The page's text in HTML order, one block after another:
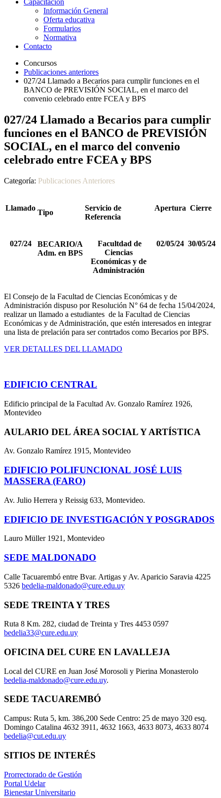
Información General
Oferta educativa
Formularios
Normativa
Contacto
Concursos
Publicaciones anteriores
027/24 Llamado a Becarios para cumplir funciones en el
BANCO de PREVISIÓN SOCIAL, en el marco del
convenio celebrado entre FCEA y BPS
027/24 Llamado a Becarios para cumplir
funciones en el BANCO de PREVISIÓN
SOCIAL, en el marco del convenio
celebrado entre FCEA y BPS
Categoría: Publicaciones Anteriores
Llamado
Tipo
Servicio de
Referencia
Apertura Cierre
027/24
BECARIO/A
Adm. en BPS
Facultdad de
Ciencias
Económicas y de
Administración
02/05/24 30/05/24
El Consejo de la Facultad de Ciencias Económicas y de
Administración dispuso por Resolución N° 64 de fecha 15/04/2024,
realizar un llamado a estudiantes de la Facultad de Ciencias
Económicas y de Administración, que estén interesados en integrar
una lista de prelación para ser contrtados como Becarios por BPS.
VER DETALLES DEL LLAMADO
EDIFICIO CENTRAL
Edificio principal de la Facultad Av. Gonzalo Ramírez 1926,
Montevideo
AULARIO DEL ÁREA SOCIAL Y ARTÍSTICA
Av. Gonzalo Ramírez 1915, Montevideo
EDIFICIO POLIFUNCIONAL JOSÉ LUIS
MASSERA (FARO)
Av. Julio Herrera y Reissig 633, Montevideo.
EDIFICIO DE INVESTIGACIÓN Y POSGRADOS
Lauro Müller 1921, Montevideo
SEDE MALDONADO
Calle Tacuarembó entre Bvar. Artigas y Av. Aparicio Saravia 4225
5326 bedelia-maldonado@cure.edu.uy
SEDE TREINTA Y TRES
Ruta 8 Km. 282, ciudad de Treinta y Tres 4453 0597
bedelia33@cure.edu.uy
OFICINA DEL CURE EN LAVALLEJA
Local del CURE en Juan José Morosoli y Pierina Monasterolo
bedelia-maldonado@cure.edu.uy.
SEDE TACUAREMBÓ
Campus: Ruta 5, km. 386,200 Sede Centro: 25 de mayo 320 esq.
Domingo Catalina 4632 3911, 4632 1663, 4633 8073, 4633 8074
bedelia@cut.edu.uy
SITIOS DE INTERÉS
Prorrectorado de Gestión
Portal Udelar
Bienestar Universitario